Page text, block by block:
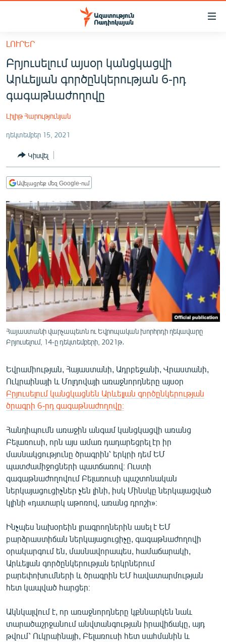
Մատչելիության
հիմնական
բովանդակությանը
Անցնել
հիմնական
մենյուին
ՀԱՅԱՍՏԱՆ
ՔԱՂԱՔԱԿԱՆ
ՏՆՏԵՍՈՒԹՅՈՒՆ
ՂԱՐԱԲԱՂ
ՏԱՐԱԾԱՇՐՋԱՆ
ՄԻՋԱԶԳԱՅԻՆ
ՄՇԱԿՈՒՅԹ
ՍՊՈՐՏ
ՄԵԿՆԱԲԱՆՈՒԹՅՈՒՆ
ՏՏ ԵՒ ԻՆՏԵՐՆԵՏ
ԱՐԽԻՎ
ԲԱՆԱՎԵՃ
ՁԳՏԵԼՈՎ ԼԱՎԱԳՈՒՅՆԻՆ
Հայերեն
English
Русский
ՀԵՏԵՎԵՔ ՄԵԶ
«Ազատության» բոլոր կայքերը
ԼՈՒՐԵՐ
Բրյուսելում այսօր կանցկացվի
Արևելյան գործընկերության 6-րդ
գագաթնաժողովը
Լիլիթ Հարությունյան
դեկտեմբեր 15, 2021
Կիսվել
Ավելացրեք մեզ Google-ում
Հայաստանի վարչապետն ու Եվրոպական խորհրդի ղեկավարը
Բրյուսելում, 14-ը դեկտեմբերի, 2021թ․
Եվրամիության, Հայաստանի, Ադրբեջանի, Վրաստանի,
Ուկրաինայի և Մոլդովայի առաջնորդները այսօր
Բրյուսելում կանցկացնեն Արևելյան գործընկերության
ծրագրի 6-րդ գագաթնաժողովը։
Հանդիպումն առաջին անգամ կանցկացվի առանց
Բելառուսի, որն այս ամառ դադարեցրել էր իր
մասնակցությունը ծրագրին՝ երկրի դեմ ԵՄ
պատժամիջոցների պատճառով։ Ուստի
գագաթնաժողովում Բելառուսի պաշտոնական
ներկայացուցիչներ չեն լինի, իսկ Մինսկը ներկայացված
կլինի «դատարկ աթոռով, առանց դրոշի»։
Ինչպես նախօրեին լրագրողներին ասել է ԵՄ
բարձրաստիճան ներկայացուցիչը, գագաթնաժողովի
օրակարգում են, մասնավորապես, համաճարակի,
Արևելյան գործընկերության երկրներում
բարեփոխումների և ծրագրին ԵՄ հավատարմության
հետ կապված հարցեր։
Ակնկալվում է, որ առաջնորդները կքննարկեն նաև
տարածաշրջանում անվտանգության իրավիճակը, այդ
թվում՝ Ուկրաինայի, Բելառուսի հետ սահմանին և